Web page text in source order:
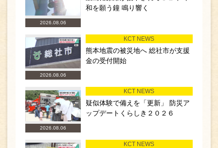
2026.08.06
和を願う鐘 鳴り響く
2026.08.06
KCT NEWS
熊本地震の被災地へ 総社市が支援
金の受付開始
2026.08.06
KCT NEWS
疑似体験で備えを「更新」 防災ア
ップデートくらしき２０２６
KCT NEWS